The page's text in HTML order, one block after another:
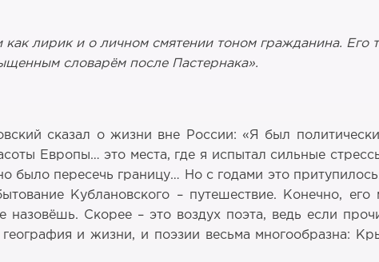
как лирик и о личном смятении тоном гражданина. Его
словарём после Пастернака».
сказал о жизни вне России: «Я был
Европы… это места, где я испытал сильные
было пересечь границу… Но с годами это
Кублановского – путешествие. Конечно, его
Скорее – это воздух поэта, ведь если
и жизни, и поэзии весьма многообразна: